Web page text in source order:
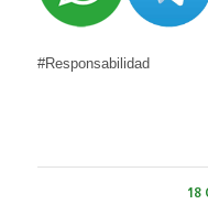
#Responsabilidad
18